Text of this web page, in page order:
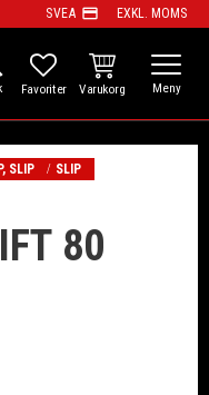
SVEA payment EXKL. MOMS
FAVORITER
KUNDVAGN
SLIP SLIP
80